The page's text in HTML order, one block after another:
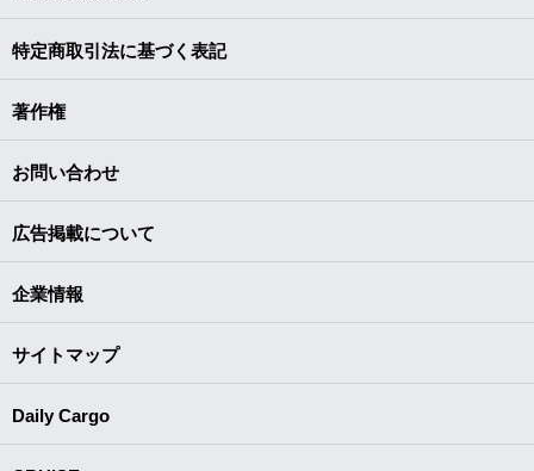
特定商取引法に基づく表記
著作権
お問い合わせ
広告掲載について
企業情報
サイトマップ
Daily Cargo